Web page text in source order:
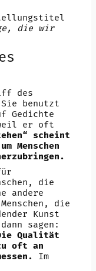
die wir
des
benutzt
Gedichte
er oft
scheint
Menschen
die
andere
die
Kunst
sagen:
Qualität
oft an
Im